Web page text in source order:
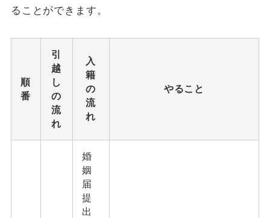
ることができます。
順
番
引
越
し
の
流
れ
入
籍
の
流
れ
やること
婚
姻
届
提
出